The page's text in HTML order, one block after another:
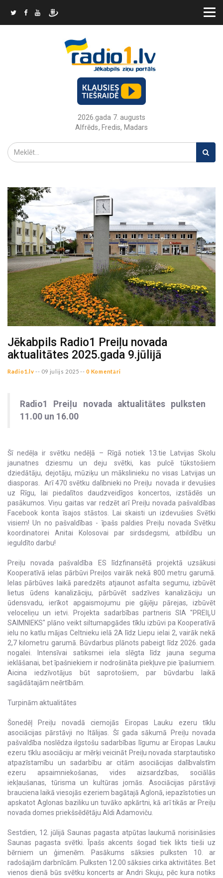
2026.gada 7. augusts
Alfrēds, Fredis, Madars
Jēkabpils Radio1 Preiļu novada
aktualitātes 2025.gada 9.jūlijā
Radio1.lv -- 09 julijs 2025 -- 0 Komentāri
Radio1 Preiļu novada aktualitātes pulksten
11.00 un 16.00
Šī nedēļa ir svētku nedēļā – Rīgā notiek 13.tie Latvijas Skolu
jaunatnes dziesmu un deju svētki, kas pulcē tūkstošiem
dziedātāju, dejotāju, mūziķu un mākslinieku no visas Latvijas un
diasporas. Arī 470 svētku dalībnieki no Preiļu novada ir devušies
uz Rīgu, lai piedalītos daudzveidīgos koncertos, izstādēs un
pasākumos. Viņu gaitas var redzēt arī Preiļu novada pašvaldības
Facebook konta īsajos stāstos. Lai skaisti un izdevušies Svētki
visiem! Un no pašvaldības - īpašs paldies Preiļu novada Svētku
koordinatorei Anitai Kolosovai par sirdsdegsmi, atbildību un
ieguldīto darbu!
Preiļu novada pašvaldība ES līdzfinansētā projektā uzsākusi
Kooperatīvā ielas pārbūvi Preiļos vairāk nekā 800 metru garumā.
Ielas pārbūves laikā paredzēts atjaunot asfalta segumu, izbūvēt
lietus ūdens kanalizāciju, pārbūvēt sadzīves kanalizāciju un
ūdensvadu, ierīkot apgaismojumu pie gājēju pārejas, izbūvēt
veloceliņu un ietvi. Projekta sadarbības partneris SIA "PREIĻU
SAIMNIEKS" plāno veikt siltumapgādes tīklu izbūvi pa Kooperatīvā
ielu no katlu mājas Celtnieku ielā 2A līdz Liepu ielai 2, vairāk nekā
2,7 kilometru garumā. Būvdarbus plānots pabeigt līdz 2026. gada
nogalei. Intensīvai satiksmei iela slēgta līdz jauna seguma
ieklāšanai, bet īpašniekiem ir nodrošināta piekļuve pie īpašumiem.
Aicina iedzīvotājus būt saprotošiem, par būvdarbu laikā
sagādātajām neērtībām.
Turpinām aktualitātes
Šonedēļ Preiļu novadā ciemojās Eiropas Lauku ezeru tīklu
asociācijas pārstāvji no Itālijas. Šī gada sākumā Preiļu novada
pašvaldība noslēdza ilgstošu sadarbības līgumu ar Eiropas Lauku
ezeru tīklu asociāciju ar mērķi veicināt Preiļu novada starptautisko
atpazīstamību un sadarbību ar citām asociācijas dalībvalstīm
ezeru apsaimniekošanas, vides aizsardzības, sociālās
iekļaušanas, tūrisma un kultūras jomās. Asociācijas pārstāvji
brauciena laikā viesojās ezeriem bagātajā Aglonā, iepazīstoties un
apskatot Aglonas baziliku un tuvāko apkārtni, kā arī tikās ar Preiļu
novada domes priekšsēdētāju Aldi Adamoviču.
Sestdien, 12. jūlijā Saunas pagasta atpūtas laukumā norisināsies
Saunas pagasta svētki. Īpašs akcents šogad tiek likts tieši uz
bērniem un ģimenēm. Pasākums sāksies pulksten 10. ar
radošajām darbnīcām. Pulksten 12.00 sāksies cirka aktivitātes. Bet
vienos dienā būs svētku koncerts ar Andri Skuju, pēc kura notiks